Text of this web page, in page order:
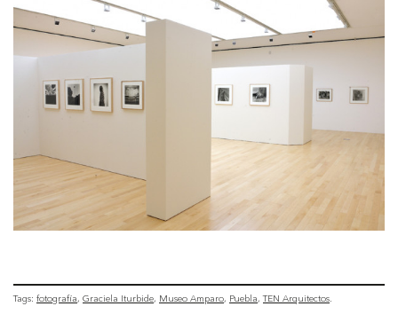
Tags: fotografía Graciela Iturbide Museo Amparo Puebla TEN Arquitectos